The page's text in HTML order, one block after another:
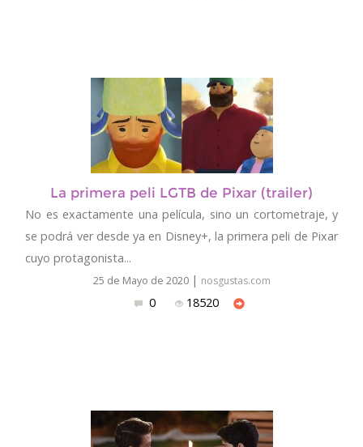
La primera peli LGTB de Pixar (trailer)
No es exactamente una película, sino un cortometraje, y
se podrá ver desde ya en Disney+, la primera peli de Pixar
cuyo protagonista...
25 de Mayo de 2020 | nosgustas.com
0 18520